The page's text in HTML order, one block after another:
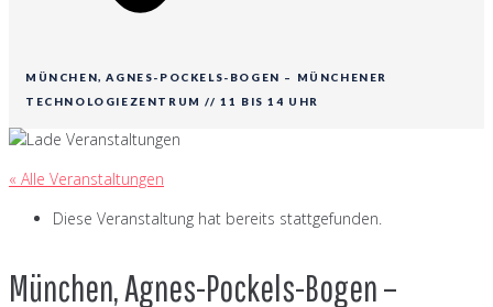
MÜNCHEN, AGNES-POCKELS-BOGEN – MÜNCHENER
TECHNOLOGIEZENTRUM // 11 BIS 14 UHR
« Alle Veranstaltungen
Diese Veranstaltung hat bereits stattgefunden.
München, Agnes-Pockels-Bogen –